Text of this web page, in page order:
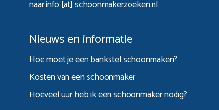
naar info [at] schoonmakerzoeken.nl
Nieuws en informatie
Hoe moet je een bankstel schoonmaken?
Kosten van een schoonmaker
Hoeveel uur heb ik een schoonmaker nodig?